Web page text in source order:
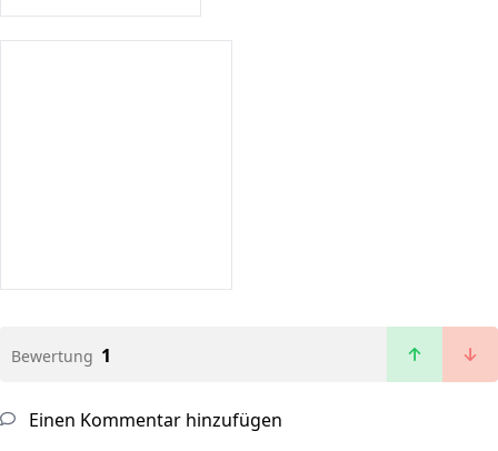
Bewertung 1
Einen Kommentar hinzufügen